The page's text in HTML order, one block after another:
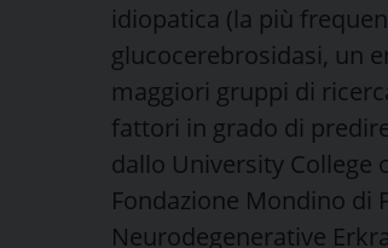
idiopatica (la più
glucocerebrosidasi, un
maggiori gruppi di
fattori in grado di
dallo University College
Fondazione Mondino di
Neurodegenerative